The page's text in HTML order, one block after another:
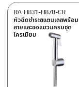
RASLAND
BEN(2)
เฉพาะหัวฉีดชำระส
หัวฉีดชำระสแตนเลสพร้อม
สายและขอแขวนครบชุด
โครเมียม
RA H831-H878-CR